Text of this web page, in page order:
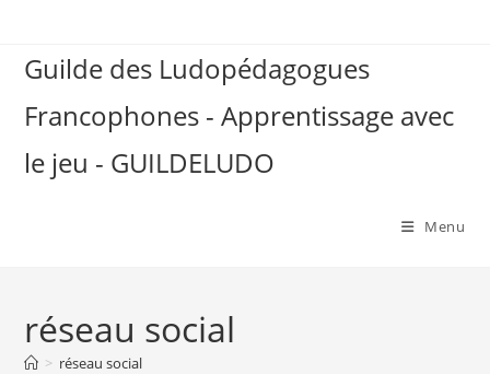
contentGuilde des Ludopédagogues
Francophones - Apprentissage avec
le jeu - GUILDELUDO
Menu
réseau social
> réseau social